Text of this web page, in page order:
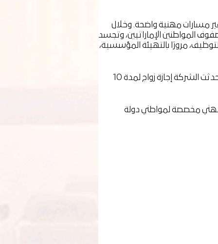
مسارات مهنية واضحة. وخلال
المواطنين الإماراتيين، وتجسد
مرورًا بالتهيئة المؤسسية،
وفي عام 2025، عززت "سالك" إطار عمل المزايا الخاص بها واستحدثت مبادرات إضافية تتماشى مع الفئة (G35) لحكومة دبي. كما استحدثت الشركة إجازة زواج لمدة 10
مهني مخصصة لمواطني دولة